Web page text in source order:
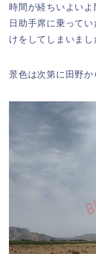
時間が経ちいよい
日助手席に乗って
けをしてしまいまし
景色は次第に田野か